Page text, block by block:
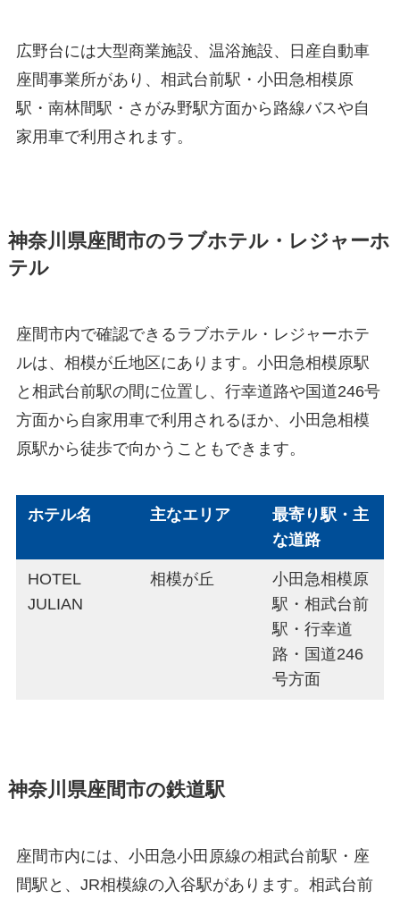
広野台には大型商業施設、温浴施設、日産自動車
座間事業所があり、相武台前駅・小田急相模原
駅・南林間駅・さがみ野駅方面から路線バスや自
家用車で利用されます。
神奈川県座間市のラブホテル・レジャーホ
テル
座間市内で確認できるラブホテル・レジャーホテ
ルは、相模が丘地区にあります。小田急相模原駅
と相武台前駅の間に位置し、行幸道路や国道246号
方面から自家用車で利用されるほか、小田急相模
原駅から徒歩で向かうこともできます。
ホテル名 主なエリア
最寄り駅・主
な道路
HOTEL
JULIAN
相模が丘
小田急相模原
駅・相武台前
駅・行幸道
路・国道246
号方面
神奈川県座間市の鉄道駅
座間市内には、小田急小田原線の相武台前駅・座
間駅と、JR相模線の入谷駅があります。相武台前